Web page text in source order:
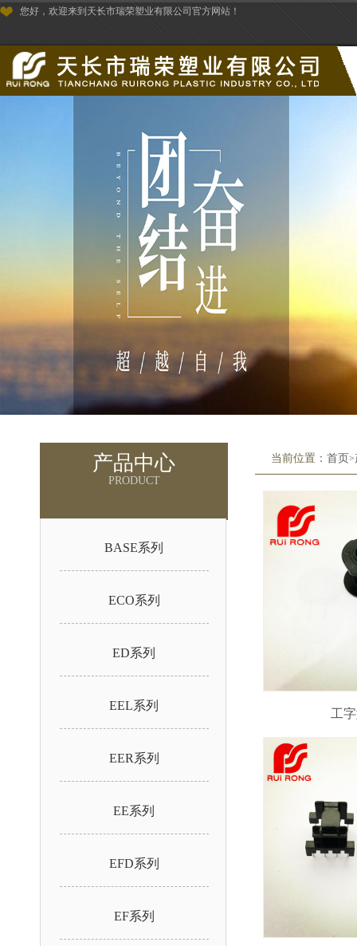
您好，欢迎来到天长市瑞荣塑业有限公司官方网站！
产品中心
PRODUCT
BASE系列
ECO系列
ED系列
EEL系列
EER系列
EE系列
EFD系列
EF系列
当前位置： 首页>
工